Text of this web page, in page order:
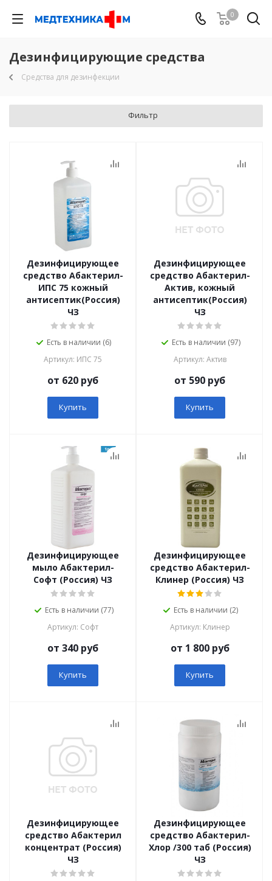
0
Дезинфицирующие средства
Средства для дезинфекции
Фильтр
Дезинфицирующее
средство Абактерил-
ИПС 75 кожный
антисептик(Россия)
ЧЗ
Есть в наличии (6)
Артикул: ИПС 75
от 620 руб
Купить
Дезинфицирующее
средство Абактерил-
Актив, кожный
антисептик(Россия)
ЧЗ
Есть в наличии (97)
Артикул: Актив
от 590 руб
Купить
Дезинфицирующее
мыло Абактерил-
Софт (Россия) ЧЗ
Есть в наличии (77)
Артикул: Софт
от 340 руб
Купить
Дезинфицирующее
средство Абактерил-
Клинер (Россия) ЧЗ
Есть в наличии (2)
Артикул: Клинер
от 1 800 руб
Купить
Дезинфицирующее
средство Абактерил
концентрат (Россия)
ЧЗ
Дезинфицирующее
средство Абактерил-
Хлор /300 таб (Россия)
ЧЗ